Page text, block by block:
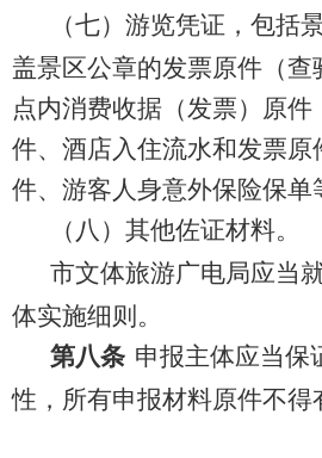
（七）游览凭证，包括
盖景区公章的发票原件（查
点内消费收据（发票）原件
件、酒店入住流水和发票原
件、游客人身意外保险保单
（八）其他佐证材料。
市文体旅游广电局应当
体实施细则。
第八条 申报主体应当保
性， 所有申报材料原件不得